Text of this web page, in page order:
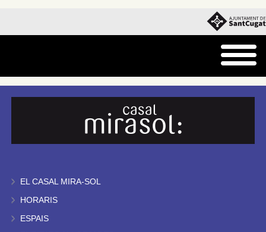
EL CASAL MIRA-SOL
HORARIS
ESPAIS